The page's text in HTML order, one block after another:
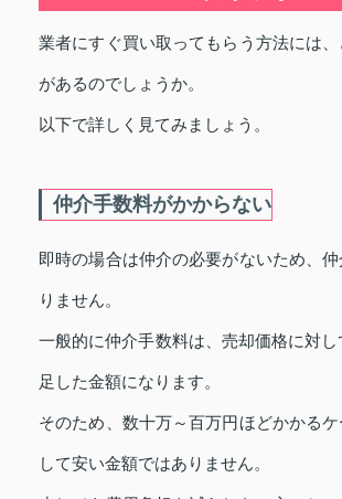
業者にすぐ買い取ってもらう方法には
があるのでしょうか。
以下で詳しく見てみましょう。
仲介手数料がかからない
即時の場合は仲介の必要がないため、
りません。
一般的に仲介手数料は、売却価格に対
足した金額になります。
そのため、数十万～百万円ほどかかる
して安い金額ではありません。